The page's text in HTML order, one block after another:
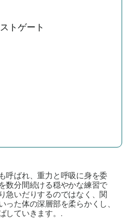
トゲート
呼ばれ、重力と呼吸に身を委
数分間続ける穏やかな練習で
急いだりするのではなく、関
った体の深層部を柔らかくし、
していきます。.